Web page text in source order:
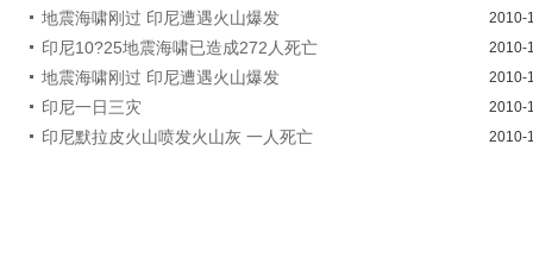
地震海啸刚过 印尼遭遇火山爆发 2010-
印尼10?25地震海啸已造成272人死亡 2010-
地震海啸刚过 印尼遭遇火山爆发 2010-
印尼一日三灾 2010-
印尼默拉皮火山喷发火山灰 一人死亡 2010-